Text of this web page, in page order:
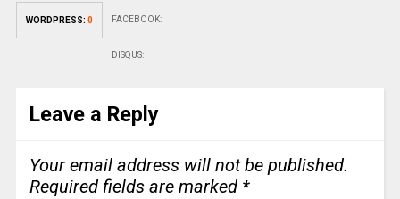
WORDPRESS: 0 FACEBOOK:
DISQUS:
Leave a Reply
Your email address will not be published.
Required fields are marked *